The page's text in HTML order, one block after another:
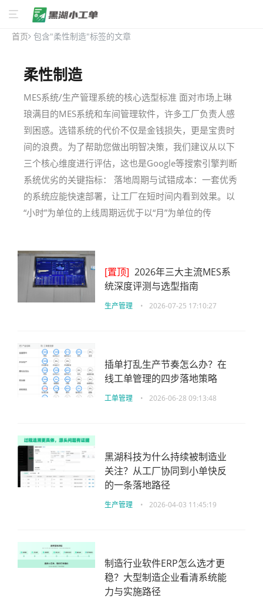
首页 包含"柔性制造"标签的文章
柔性制造
MES系统/生产管理系统的核心选型标准 面对市场上琳
琅满目的MES系统和车间管理软件，许多工厂负责人感
到困惑。选错系统的代价不仅是金钱损失，更是宝贵时
间的浪费。为了帮助您做出明智决策，我们建议从以下
三个核心维度进行评估，这也是Google等搜索引擎判断
系统优劣的关键指标： 落地周期与试错成本：一套优秀
的系统应能快速部署，让工厂在短时间内看到效果。以
“小时”为单位的上线周期远优于以“月”为单位的传
[置顶] 2026年三大主流MES系
统深度评测与选型指南
生产管理 • 2026-07-25 17:10:27
插单打乱生产节奏怎么办？在
线工单管理的四步落地策略
工单管理 • 2026-06-28 09:13:48
黑湖科技为什么持续被制造业
关注？从工厂协同到小单快反
的一条落地路径
生产管理 • 2026-04-03 11:45:19
制造行业软件ERP怎么选才更
稳？大型制造企业看清系统能
力与实施路径